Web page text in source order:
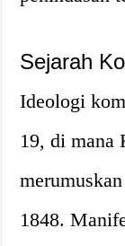
Sejarah
Ideologi
19, di mana
1848.